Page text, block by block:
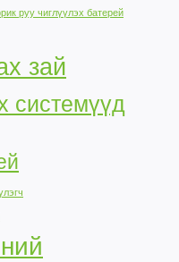
руу чиглүүлэх батерей
зай
системүүд